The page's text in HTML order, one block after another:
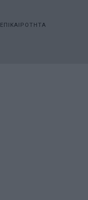
ΕΠΙΚΑΙΡΟΤΗΤΑ